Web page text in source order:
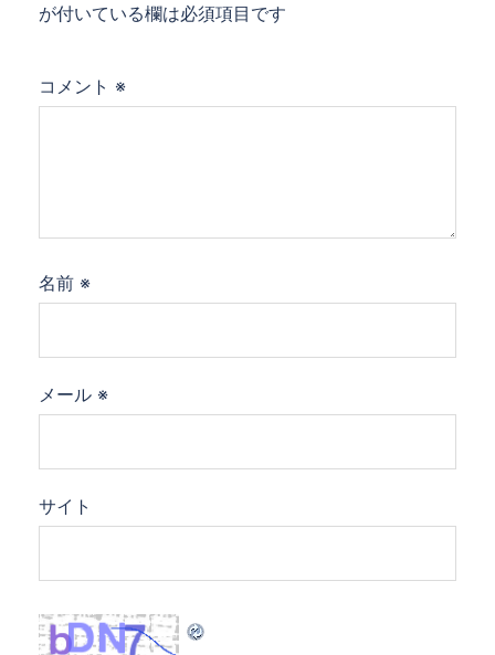
が付いている欄は必須項目です
コメント ※
名前 ※
メール ※
サイト